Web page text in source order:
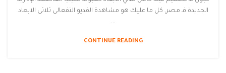
الجديدة فـ مصر, كل ما عليك هو مشاهدة الفديو التفعالى ثلاثى الابعاد
...
CONTINUE READING